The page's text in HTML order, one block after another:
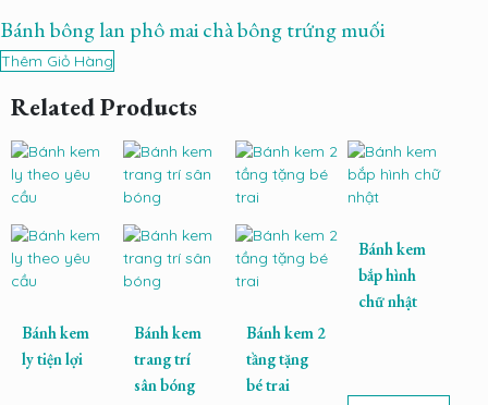
Bánh bông lan phô mai chà bông trứng muối
Thêm Giỏ Hàng
Related Products
Bánh kem
ly tiện lợi
Bánh kem
trang trí
sân bóng
Bánh kem 2
tầng tặng
bé trai
Bánh kem
bắp hình
chữ nhật